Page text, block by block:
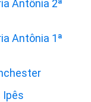
Antônia 2ª
Antônia 1ª
Ipês